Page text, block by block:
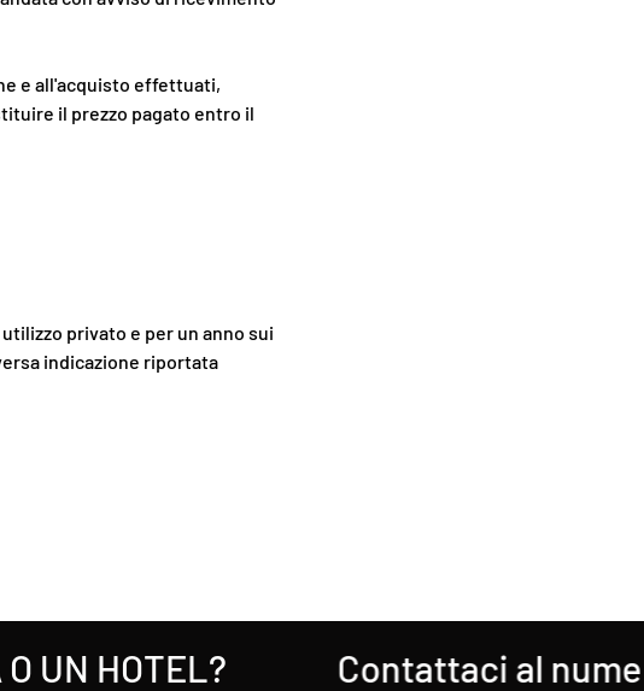
e all'acquisto effettuati,
il prezzo pagato entro il
privato e per un anno sui
indicazione riportata
HOTEL? Contattaci al numero